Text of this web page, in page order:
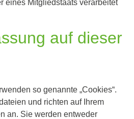
eines Mitgliedstaats verarbeitet
auf dieser
so genannte „Cookies“.
und richten auf Ihrem
an. Sie werden entweder